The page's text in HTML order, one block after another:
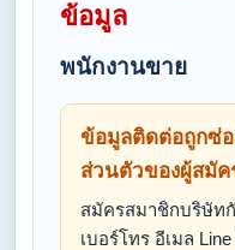
ข้อมูล
พนักงานขาย
ข้อมูลติดต่อถูกซ่
ส่วนตัวของผู้สมัค
สมัครสมาชิกบริษัทกั
เบอร์โทร อีเมล